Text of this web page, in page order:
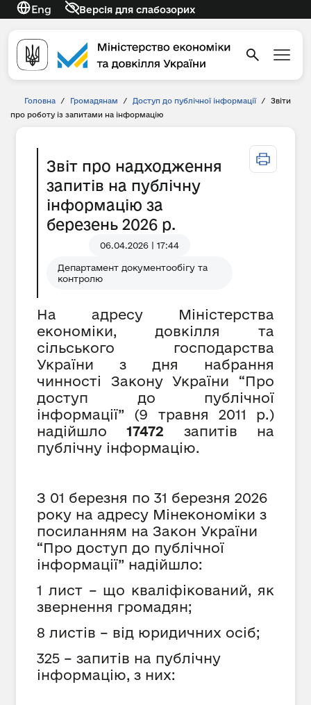
Eng Версія для слабозорих
Головна / Громадянам / Доступ до публічної інформації /
Звіти
про роботу із запитами на інформацію
Звіт про надходження
запитів на публічну
інформацію за
березень 2026 р.
06.04.2026 | 17:44
Департамент документообігу та
контролю
На адресу Міністерства
економіки, довкілля та
сільського господарства
України з дня набрання
чинності Закону України “Про
доступ до публічної
інформації” (9 травня 2011 р.)
надійшло17472 запитів на
публічну інформацію.
З 01 березня по 31 березня 2026
року на адресу Мінекономіки з
посиланням на Закон України
“Про доступ до публічної
інформації” надійшло:
1 лист – що кваліфікований, як
звернення громадян;
8 листів – від юридичних осіб;
325 – запитів на публічну
інформацію, з них: